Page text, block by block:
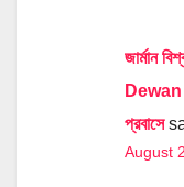
জার্মান
Dewan
প্রবাসে
August